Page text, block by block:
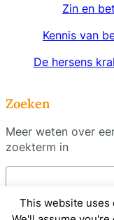
Zin en
Kennis van
De hersens
Zoeken
Meer weten over
zoekterm in
This website uses